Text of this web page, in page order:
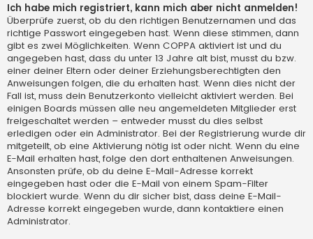
Ich habe mich registriert, kann mich aber nicht anmelden!
Überprüfe zuerst, ob du den richtigen Benutzernamen und das
richtige Passwort eingegeben hast. Wenn diese stimmen, dann
gibt es zwei Möglichkeiten. Wenn COPPA aktiviert ist und du
angegeben hast, dass du unter 13 Jahre alt bist, musst du bzw.
einer deiner Eltern oder deiner Erziehungsberechtigten den
Anweisungen folgen, die du erhalten hast. Wenn dies nicht der
Fall ist, muss dein Benutzerkonto vielleicht aktiviert werden. Bei
einigen Boards müssen alle neu angemeldeten Mitglieder erst
freigeschaltet werden – entweder musst du dies selbst
erledigen oder ein Administrator. Bei der Registrierung wurde dir
mitgeteilt, ob eine Aktivierung nötig ist oder nicht. Wenn du eine
E-Mail erhalten hast, folge den dort enthaltenen Anweisungen.
Ansonsten prüfe, ob du deine E-Mail-Adresse korrekt
eingegeben hast oder die E-Mail von einem Spam-Filter
blockiert wurde. Wenn du dir sicher bist, dass deine E-Mail-
Adresse korrekt eingegeben wurde, dann kontaktiere einen
Administrator.